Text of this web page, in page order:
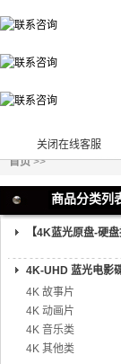
关闭在线客服
首页>>
商品分类列
【4K蓝光原盘-硬盘
4K-UHD 蓝光电影
4K 故事片
4K 动画片
4K 音乐类
4K 其他类